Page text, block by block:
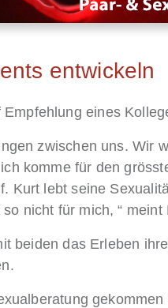
entwickeln
eines
zwischen uns. Wir
komme für den
Kurt lebt seine
nicht für mich, “ meint
beiden das Erleben